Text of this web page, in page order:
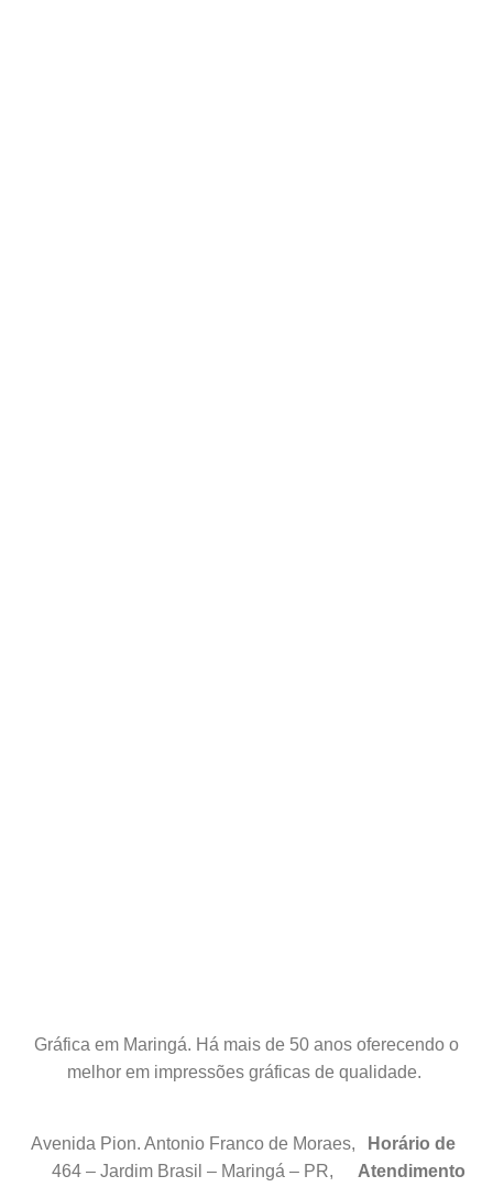
Gráfica em Maringá. Há mais de 50 anos oferecendo o
melhor em impressões gráficas de qualidade.
Avenida Pion. Antonio Franco de Moraes,
464 – Jardim Brasil – Maringá – PR,
Horário de
Atendimento